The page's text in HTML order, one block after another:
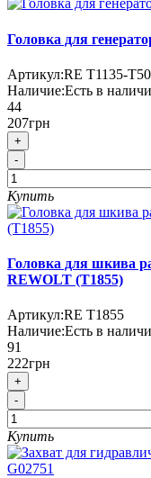
Головка для
Артикул:RE T1135-T50
Наличие:Есть в
44
207грн
+
-
Купить
Головка для шкива
REWOLT (T1855)
Артикул:RE T1855
Наличие:Есть в
91
222грн
+
-
Купить